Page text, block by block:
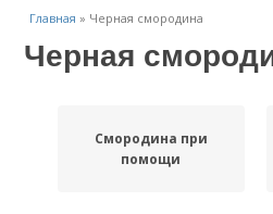
Главная » Черная смородина
Черная
Смородина при
помощи